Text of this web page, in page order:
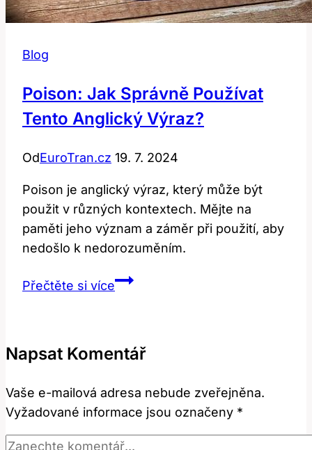
Blog
Poison: Jak Správně Používat
Tento Anglický Výraz?
OdEuroTran.cz 19. 7. 2024
Poison je anglický výraz, který může být
použit v různých kontextech. Mějte na
paměti jeho význam a záměr při použití, aby
nedošlo k nedorozuměním.
Přečtěte si vícePoison:
tento
výraz?
Napsat Komentář
Vaše e-mailová adresa nebude zveřejněna.
Vyžadované informace jsou označeny *